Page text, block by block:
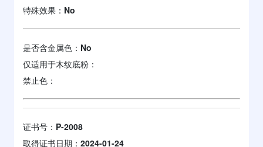
特殊效果： No
是否含金属色： No
仅适用于木纹底粉：
禁止色：
证书号： P-2008
取得证书日期： 2024-01-24